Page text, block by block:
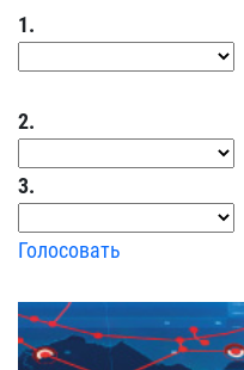
1.
2.
3.
Голосовать